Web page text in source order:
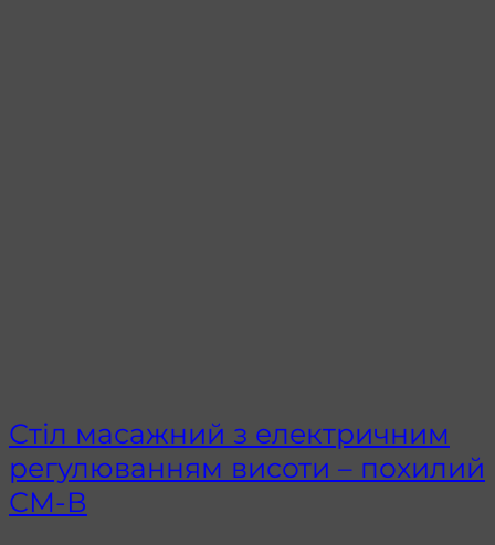
Стіл масажний з електричним
регулюванням висоти – похилий
СМ-В